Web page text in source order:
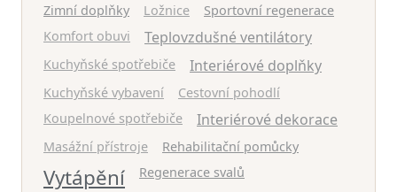
Zimní doplňky
Ložnice
Sportovní regenerace
Komfort obuvi
Teplovzdušné ventilátory
Kuchyňské spotřebiče Interiérové doplňky
Kuchyňské vybavení
Cestovní pohodlí
Koupelnové spotřebiče
Interiérové dekorace
Masážní přístroje Rehabilitační pomůcky
Vytápění Regenerace svalů